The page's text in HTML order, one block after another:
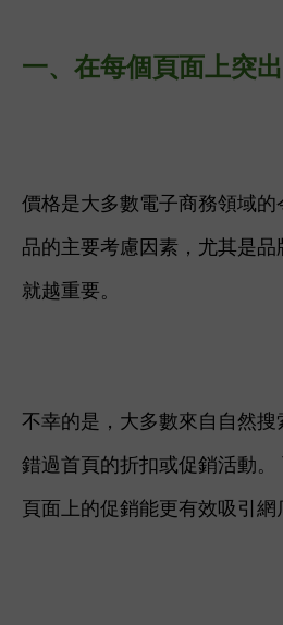
一、 在每個頁面上突
價格是大多數電子商務領域
品的主要考慮因素，尤其是
就越重要。
不幸的是，大多數來自自然
錯過首頁的折扣或促銷活動
頁面上的促銷能更有效吸引網